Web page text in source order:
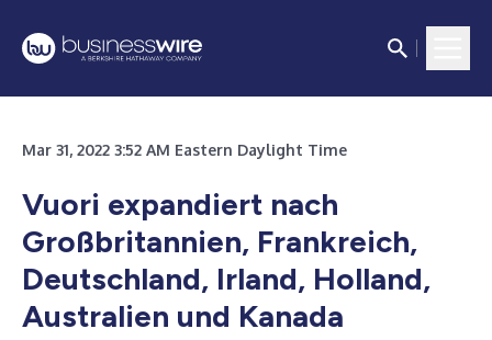
Mar 31, 2022 3:52 AM Eastern Daylight Time
Vuori expandiert nach
Großbritannien, Frankreich,
Deutschland, Irland, Holland,
Australien und Kanada